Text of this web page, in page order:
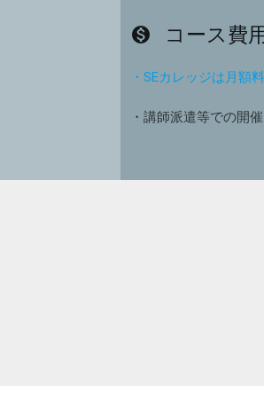
monetization_on コース費
・SEカレッジは月額
・講師派遣等での開